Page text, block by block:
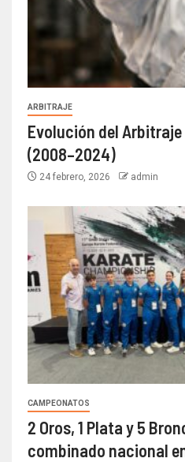
ARBITRAJE
Evolución del Arbitraje
(2008–2024)
24 febrero, 2026 admin
CAMPEONATOS
2 Oros, 1 Plata y 5
combinado nacional